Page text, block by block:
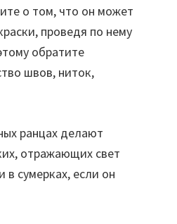
о том, что он может
проведя по нему
обратите
швов, ниток,
ранцах делают
отражающих свет
сумерках, если он